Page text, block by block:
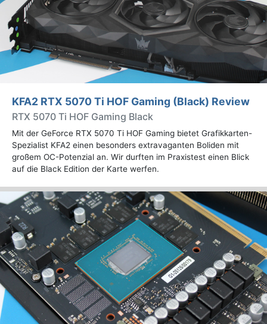
KFA2 RTX 5070 Ti HOF Gaming (Black) Review
RTX 5070 Ti HOF Gaming Black
Mit der GeForce RTX 5070 Ti HOF Gaming bietet Grafikkarten-
Spezialist KFA2 einen besonders extravaganten Boliden mit
großem OC-Potenzial an. Wir durften im Praxistest einen Blick
auf die Black Edition der Karte werfen.